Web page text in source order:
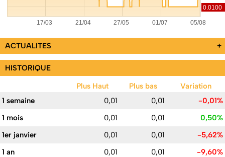
ACTUALITES +
HISTORIQUE
Plus Haut
Plus bas
Variation
1 semaine
0,01 0,01
-0,01%
1 mois
0,01 0,01
0,50%
1er janvier
0,01 0,01
-5,62%
1 an
0,01 0,01
-9,60%